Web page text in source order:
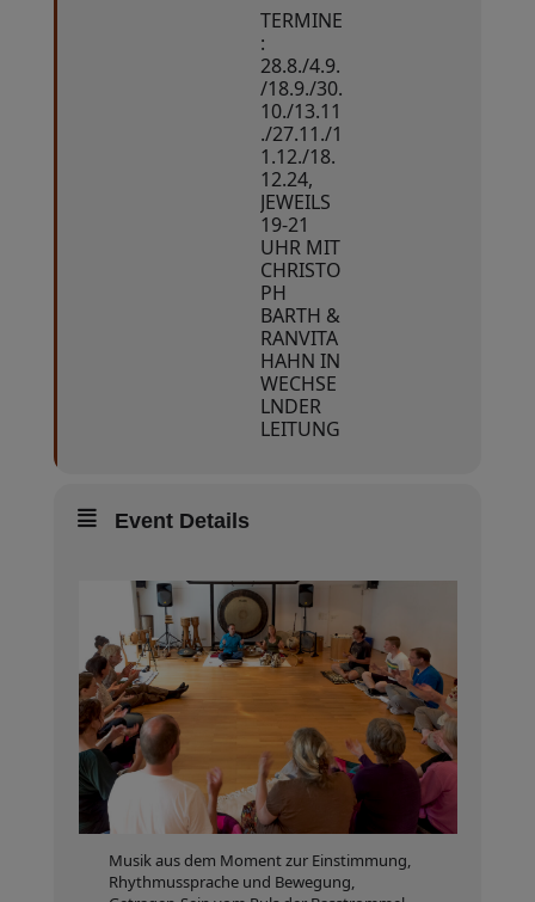
TERMINE
:
28.8./4.9.
/18.9./30.
10./13.11
./27.11./1
1.12./18.
12.24,
JEWEILS
19-21
UHR MIT
CHRISTO
PH
BARTH &
RANVITA
HAHN IN
WECHSE
LNDER
LEITUNG
Event Details
Musik aus dem Moment zur Einstimmung,
Rhythmussprache und Bewegung,